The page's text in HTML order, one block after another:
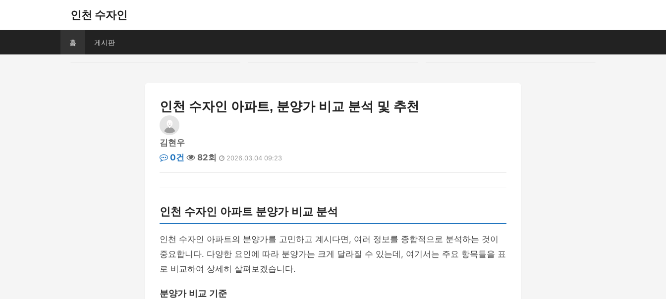
인천 수자인
홈 게시판
인천 수자인 아파트, 분양가 비교 분석 및 추천
김현우
0건
82회 2026.03.04 09:23
인천 수자인 아파트 분양가 비교 분석
인천 수자인 아파트의 분양가를 고민하고 계시다면, 여러 정보를 종합적으로 분석하는 것이
중요합니다. 다양한 요인에 따라 분양가는 크게 달라질 수 있는데, 여기서는 주요 항목들을 표
로 비교하여 상세히 살펴보겠습니다.
분양가 비교 기준